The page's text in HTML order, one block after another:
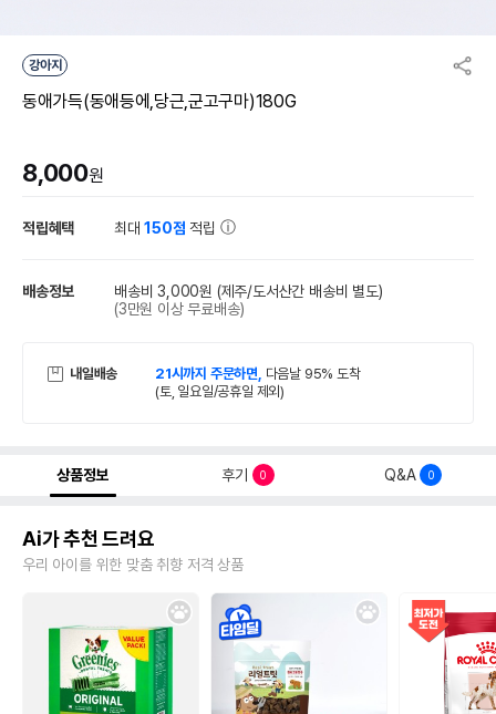
강아지
동애가득(동애등에,당근,군고구마)180G
8,000원
적립혜택 최대150점 적립
배송정보 배송비 3,000원 (제주/도서산간 배송비 별도)
(3만원 이상 무료배송)
내일배송 21시까지 주문하면, 다음날 95% 도착
(토, 일요일/공휴일 제외)
상품정보 후기 0 Q&A 0
Ai가 추천 드려요
우리 아이를 위한 맞춤 취향 저격 상품